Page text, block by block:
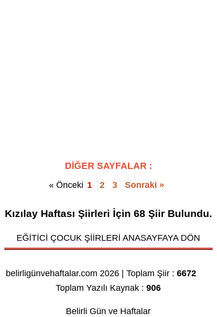
DİĞER SAYFALAR :
« Önceki 1 2 3 Sonraki »
Kızılay Haftası Şiirleri İçin 68 Şiir Bulundu.
EĞİTİCİ ÇOCUK ŞİİRLERİ ANASAYFAYA DÖN
belirligünvehaftalar.com 2026 | Toplam Şiir :6672
Toplam Yazılı Kaynak :906
Belirli Gün ve Haftalar